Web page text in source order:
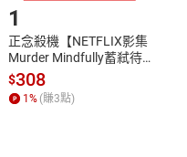
1
正念殺機【NETFLIX影集
Murder Mindfully蓄弒待
發】【電子書】
$308
1% (賺3點)